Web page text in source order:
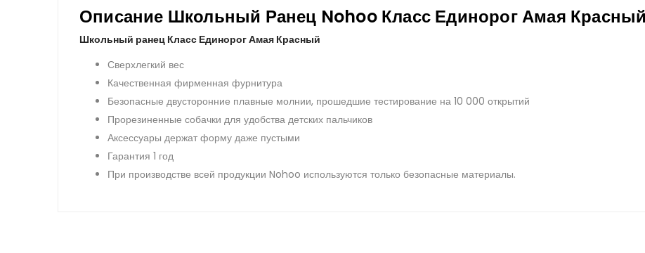
Описание Школьный Ранец Nohoo Класс Единорог Амая Красный
Школьный ранец Класс Единорог Амая Красный
Сверхлегкий вес
Качественная фирменная фурнитура
Безопасные двусторонние плавные молнии, прошедшие тестирование на 10 000 открытий
Прорезиненные собачки для удобства детских пальчиков
Аксессуары держат форму даже пустыми
Гарантия 1 год
При производстве всей продукции Nohoo используются только безопасные материалы.